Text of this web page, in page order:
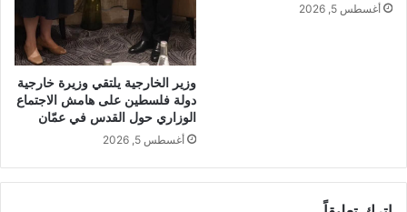
أغسطس 5, 2026
وزير الخارجية يلتقي وزيرة خارجية
دولة فلسطين على هامش الاجتماع
الوزاري حول القدس في عمّان
أغسطس 5, 2026